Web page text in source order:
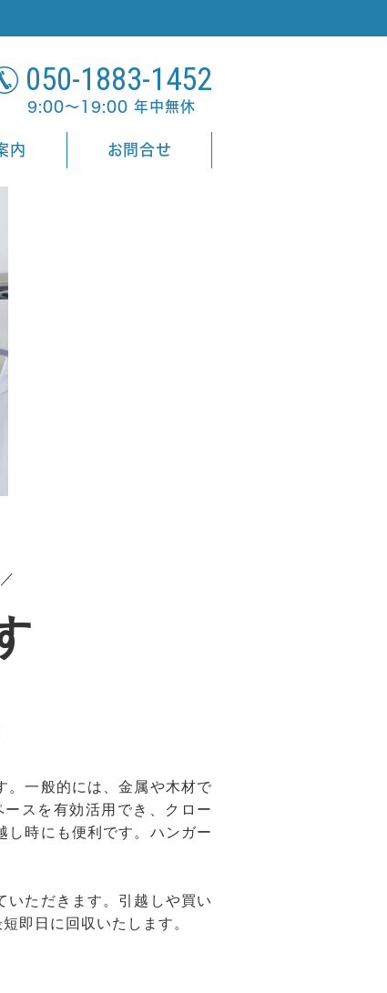
050-1883-1452
9:00～19:00 年中無休
内 お問合せ
。一般的には、金属や木材で
スを有効活用でき、クロー
し時にも便利です。ハンガー
いただきます。引越しや買い
即日に回収いたします。